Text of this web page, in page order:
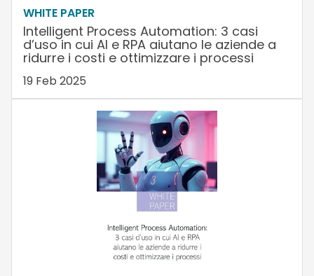
WHITE PAPER
Intelligent Process Automation: 3 casi
d’uso in cui AI e RPA aiutano le aziende a
ridurre i costi e ottimizzare i processi
19 Feb 2025